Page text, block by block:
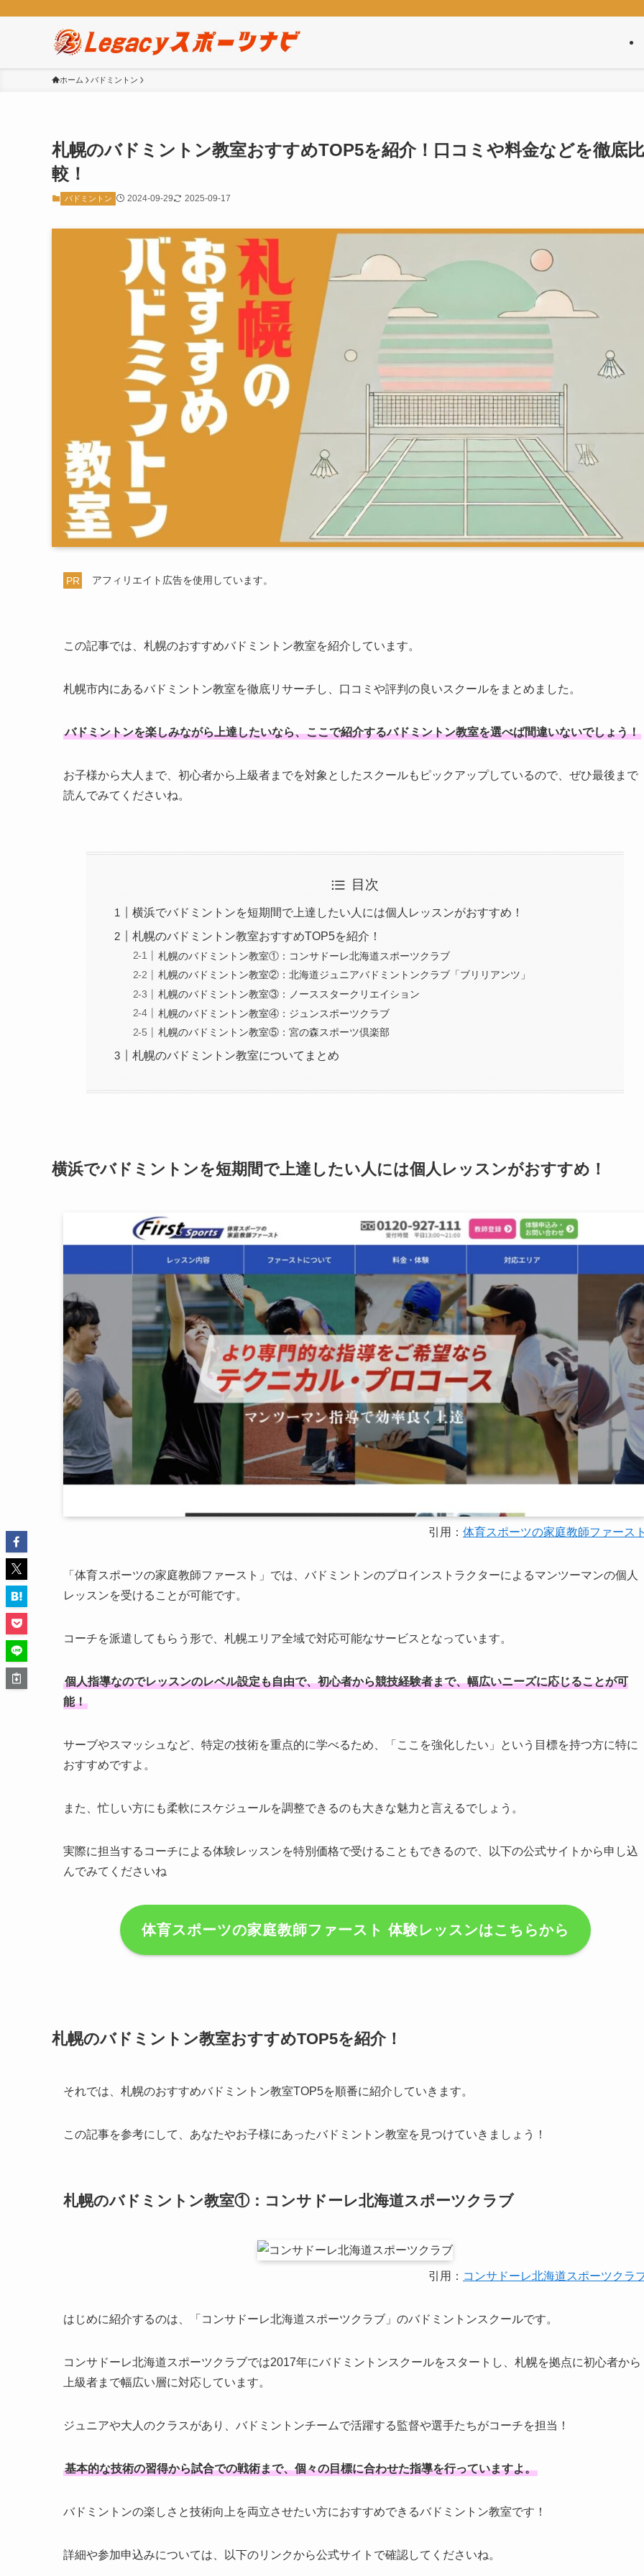
ホーム バドミントン
札幌のバドミントン教室おすすめTOP5を紹介！口コミや料金などを徹底比
較！
バドミントン 2024-09-29 2025-09-17
PR アフィリエイト広告を使用しています。
この記事では、札幌のおすすめバドミントン教室を紹介しています。
札幌市内にあるバドミントン教室を徹底リサーチし、口コミや評判の良いスクールをまとめました。
バドミントンを楽しみながら上達したいなら、ここで紹介するバドミントン教室を選べば間違いないでしょう！
お子様から大人まで、初心者から上級者までを対象としたスクールもピックアップしているので、ぜひ最後まで
読んでみてくださいね。
目次
横浜でバドミントンを短期間で上達したい人には個人レッスンがおすすめ！
札幌のバドミントン教室おすすめTOP5を紹介！
札幌のバドミントン教室①：コンサドーレ北海道スポーツクラブ
札幌のバドミントン教室②：北海道ジュニアバドミントンクラブ「ブリリアンツ」
札幌のバドミントン教室③：ノーススタークリエイション
札幌のバドミントン教室④：ジュンスポーツクラブ
札幌のバドミントン教室⑤：宮の森スポーツ倶楽部
札幌のバドミントン教室についてまとめ
横浜でバドミントンを短期間で上達したい人には個人レッスンがおすすめ！
引用： 体育スポーツの家庭教師ファース
「体育スポーツの家庭教師ファースト」では、バドミントンのプロインストラクターによるマンツーマンの個人
レッスンを受けることが可能です。
コーチを派遣してもらう形で、札幌エリア全域で対応可能なサービスとなっています。
個人指導なのでレッスンのレベル設定も自由で、初心者から競技経験者まで、幅広いニーズに応じることが可
能！
サーブやスマッシュなど、特定の技術を重点的に学べるため、「ここを強化したい」という目標を持つ方に特に
おすすめですよ。
また、忙しい方にも柔軟にスケジュールを調整できるのも大きな魅力と言えるでしょう。
実際に担当するコーチによる体験レッスンを特別価格で受けることもできるので、以下の公式サイトから申し込
んでみてくださいね
体育スポーツの家庭教師ファースト 体験レッスンはこちらから
札幌のバドミントン教室おすすめTOP5を紹介！
それでは、札幌のおすすめバドミントン教室TOP5を順番に紹介していきます。
この記事を参考にして、あなたやお子様にあったバドミントン教室を見つけていきましょう！
札幌のバドミントン教室①：コンサドーレ北海道スポーツクラブ
引用： コンサドーレ北海道スポーツクラ
はじめに紹介するのは、「コンサドーレ北海道スポーツクラブ」のバドミントンスクールです。
コンサドーレ北海道スポーツクラブでは2017年にバドミントンスクールをスタートし、札幌を拠点に初心者から
上級者まで幅広い層に対応しています。
ジュニアや大人のクラスがあり、バドミントンチームで活躍する監督や選手たちがコーチを担当！
基本的な技術の習得から試合での戦術まで、個々の目標に合わせた指導を行っていますよ。
バドミントンの楽しさと技術向上を両立させたい方におすすめできるバドミントン教室です！
詳細や参加申込みについては、以下のリンクから公式サイトで確認してくださいね。